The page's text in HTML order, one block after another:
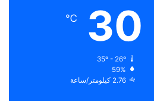
30
℃
35º - 26º
59%
2.76 كيلومتر/ساعة